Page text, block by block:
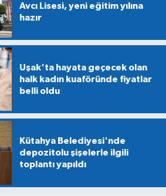
Avcı Lisesi, yeni eğitim yılına
hazır
Uşak'ta hayata geçecek olan
halk kadın kuaföründe fiyatlar
belli oldu
Kütahya Belediyesi'nde
depozitolu şişelerle ilgili
toplantı yapıldı